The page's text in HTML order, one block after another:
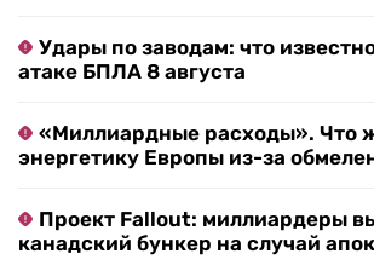
Удары по заводам: что
атаке БПЛА 8 августа
«Миллиардные расходы». Что
энергетику Европы из-за
Проект Fallout: миллиардеры
канадский бункер на случай